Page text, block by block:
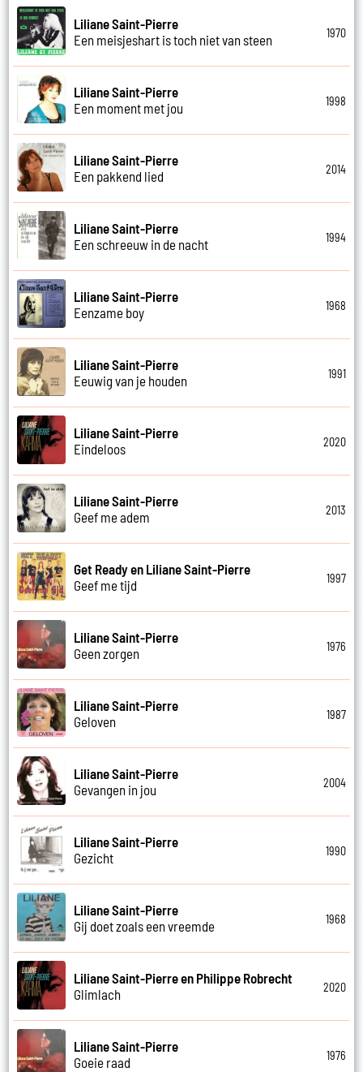
Liliane Saint-Pierre
Een meisjeshart is toch niet van steen
1970
Liliane Saint-Pierre
Een moment met jou
1998
Liliane Saint-Pierre
Een pakkend lied
2014
Liliane Saint-Pierre
Een schreeuw in de nacht
1994
Liliane Saint-Pierre
Eenzame boy
1968
Liliane Saint-Pierre
Eeuwig van je houden
1991
Liliane Saint-Pierre
Eindeloos
2020
Liliane Saint-Pierre
Geef me adem
2013
Get Ready en Liliane Saint-Pierre
Geef me tijd
1997
Liliane Saint-Pierre
Geen zorgen
1976
Liliane Saint-Pierre
Geloven
1987
Liliane Saint-Pierre
Gevangen in jou
2004
Liliane Saint-Pierre
Gezicht
1990
Liliane Saint-Pierre
Gij doet zoals een vreemde
1968
Liliane Saint-Pierre en Philippe Robrecht
Glimlach
2020
Liliane Saint-Pierre
Goeie raad
1976